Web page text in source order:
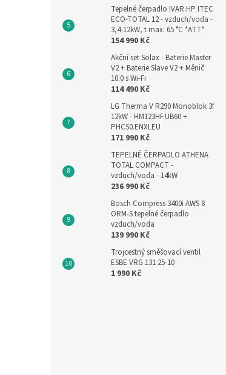
Tepelné čerpadlo IVAR.HP ITEC
ECO-TOTAL 12 - vzduch/voda -
3,4-12kW, t max. 65 °C *ATT*
154 990 Kč
Akční set Solax - Baterie Master
V2 + Baterie Slave V2 + Měnič
10.0 s Wi-Fi
114 490 Kč
LG Therma V R290 Monoblok 3f
12kW - HM123HF.UB60 +
PHCS0.ENXLEU
171 990 Kč
TEPELNÉ ČERPADLO ATHENA
TOTAL COMPACT -
vzduch/voda - 14kW
236 990 Kč
Bosch Compress 3400i AWS 8
ORM-S tepelné čerpadlo
vzduch/voda
139 990 Kč
Trojcestný směšovací ventil
ESBE VRG 131 25-10
1 990 Kč